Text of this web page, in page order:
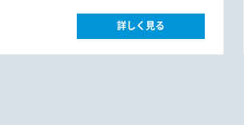
詳しく見る